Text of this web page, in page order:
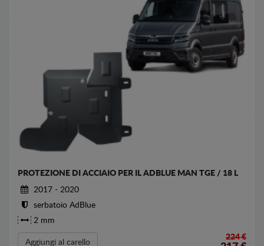
PROTEZIONE DI ACCIAIO PER IL ADBLUE MAN TGE / 18 L
2017 - 2020
serbatoio AdBlue
2 mm
Aggiungi al carello
224 €